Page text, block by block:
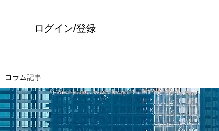
ログイン/登録
コラム記事